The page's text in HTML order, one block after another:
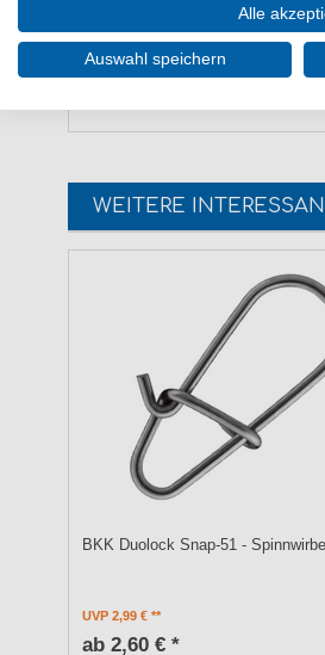
Die BKK Duolock Snap
Angelausrüstung für das
WEITERE
BKK Duolock Snap-51 - Spinnwirbel
UVP 2,99 €
ab 2,60 € *
Alle
Auswahl speichern